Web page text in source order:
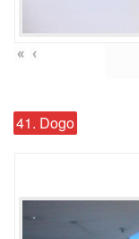
« ‹
41. Dogo